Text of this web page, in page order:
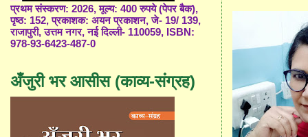
प्रथम संस्करण: 2026, मूल्य: 400 रुपये (पेपर बैक),
पृष्ठ: 152, प्रकाशक: अयन प्रकाशन, जे- 19/ 139,
राजापुरी, उत्तम नगर, नई दिल्ली- 110059, ISBN:
978-93-6423-487-0
अँजुरी भर आसीस (काव्य-संग्रह)